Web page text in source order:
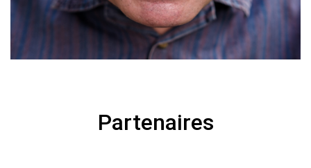
Partenaires